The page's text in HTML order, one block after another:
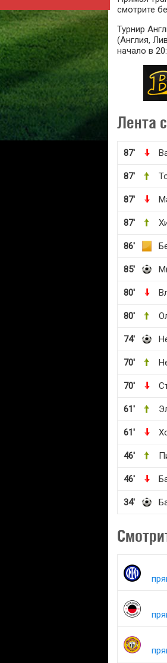
смотрите
Турнир
(Англия,
начало в
Лента
87'
87'
87'
87'
86'
85'
80'
80'
74'
70'
70'
61'
61'
46'
46'
34'